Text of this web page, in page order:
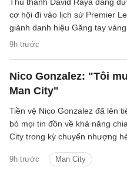
9h trước
cơ hội đi vào lịch sử Premier
giành danh hiệu Găng tay vàng
2026/27.
Nico Gonzalez: "Tôi
Man City"
9h trước Man City
Tiền vệ Nico Gonzalez đã lên
bỏ mọi tin đồn về khả năng
City trong kỳ chuyển nhượng